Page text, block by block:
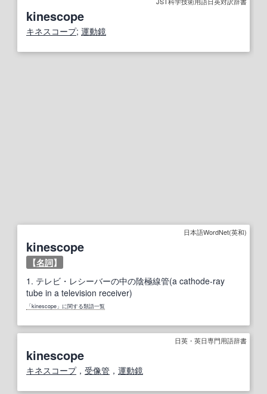
kinescope
キネスコープ; 運動鏡
日本語WordNet(英和)
kinescope
【名詞】
1. テレビ・レシーバーの中の陰極線管(a cathode-ray
tube in a television receiver)
「kinescope」に関する類語一覧
日英・英日専門用語辞書
kinescope
キネスコープ， 受像管 ， 運動鏡